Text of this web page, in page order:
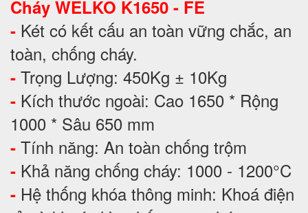
Cháy WELKO K1650 - FE
- Két có kết cấu an toàn vững chắc, an
toàn, chống cháy.
- Trọng Lượng: 450Kg ± 10Kg
- Kích thước ngoài: Cao 1650 * Rộng
1000 * Sâu 650 mm
- Tính năng: An toàn chống trộm
- Khả năng chống cháy: 1000 - 1200°C
- Hệ thống khóa thông minh: Khoá điện